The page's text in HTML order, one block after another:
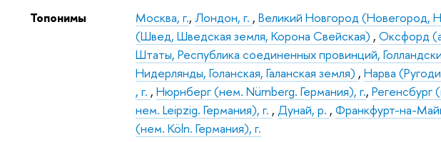
Топонимы
Москва, г.,Лондон, г. ,Великий Новгород (Новегород,
(Швед, Шведская земля, Корона Свейская) ,Оксфорд
Штаты, Республика соединенных провинций,
Нидерлянды, Голанская, Галанская земля) ,Нарва
, г. ,Нюрнберг (нем. Nürnberg. Германия), г.,Регенсбург
нем. Leipzig. Германия), г. ,Дунай, р. ,Франкфурт-на-
(нем. Köln. Германия), г.